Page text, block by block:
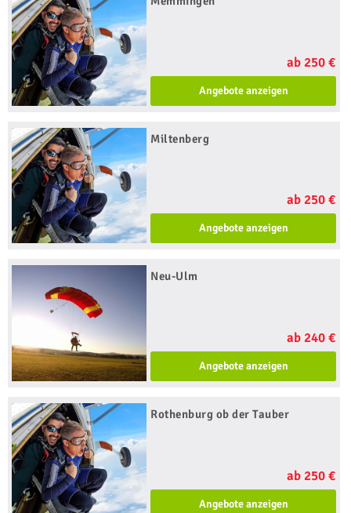
ab 250 €
Angebote anzeigen
Miltenberg
ab 250 €
Angebote anzeigen
Neu-Ulm
ab 240 €
Angebote anzeigen
Rothenburg ob der Tauber
ab 250 €
Angebote anzeigen